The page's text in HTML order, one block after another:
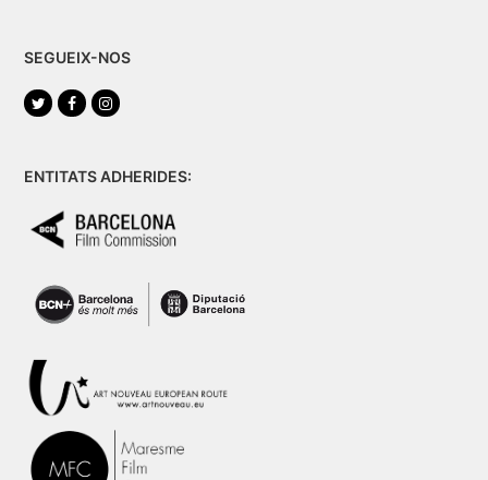
SEGUEIX-NOS
TwitterFacebookInstagram
ENTITATS ADHERIDES: